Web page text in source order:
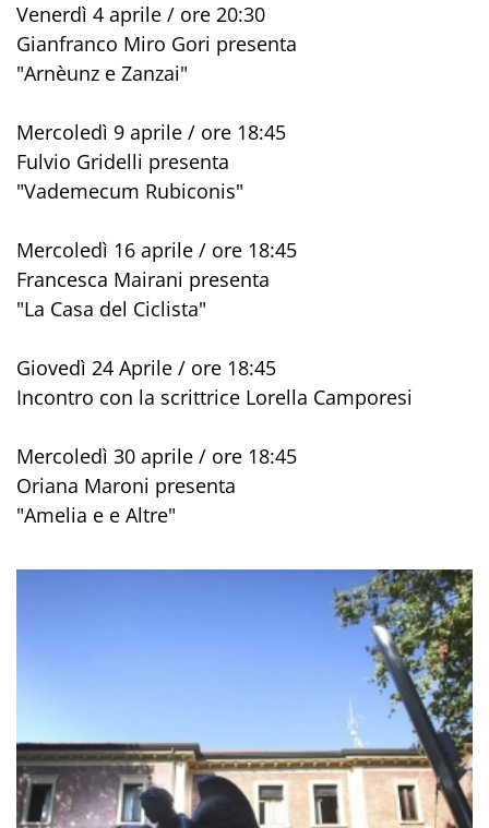
Venerdì 4 aprile / ore 20:30
Gianfranco Miro Gori presenta
"Arnèunz e Zanzai"
Mercoledì 9 aprile / ore 18:45
Fulvio Gridelli presenta
"Vademecum Rubiconis"
Mercoledì 16 aprile / ore 18:45
Francesca Mairani presenta
"La Casa del Ciclista"
Giovedì 24 Aprile / ore 18:45
Incontro con la scrittrice Lorella Camporesi
Mercoledì 30 aprile / ore 18:45
Oriana Maroni presenta
"Amelia e e Altre"